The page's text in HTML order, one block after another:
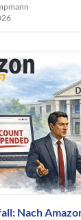
Fälle ins
Nach